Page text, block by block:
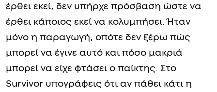
έρθει εκεί, δεν υπήρχε πρόσβαση ώστε να
έρθει κάποιος εκεί να κολυμπήσει. Ήταν
μόνο η παραγωγή, οπότε δεν ξέρω πώς
μπορεί να έγινε αυτό και πόσο μακριά
μπορεί να είχε φτάσει ο παίκτης. Στο
Survivor υπογράφεις ότι αν πάθει κάτι η